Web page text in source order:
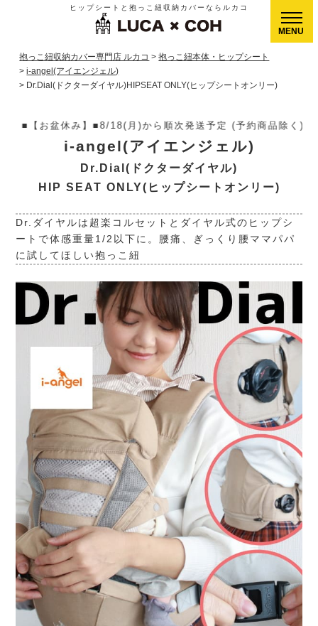
ヒップシートと抱っこ紐収納カバーならルカコ
抱っこ紐収納カバー専門店 ルカコ
抱っこ紐本体・ヒップシート
i-angel(アイエンジェル)
Dr.Dial(ドクターダイヤル)HIPSEAT ONLY(ヒップシートオンリー)
予定 (予約商品除く)▶【送料】ゆうパケット400円(全国
i-angel(アイエンジェル)
Dr.Dial(ドクターダイヤル)
HIP SEAT ONLY(ヒップシートオンリー)
Dr.ダイヤルは超楽コルセットとダイヤル式のヒップシ
ートで体感重量1/2以下に。腰痛、ぎっくり腰ママパパ
に試してほしい抱っこ紐